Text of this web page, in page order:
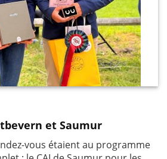
et Saumur
vous étaient au programme